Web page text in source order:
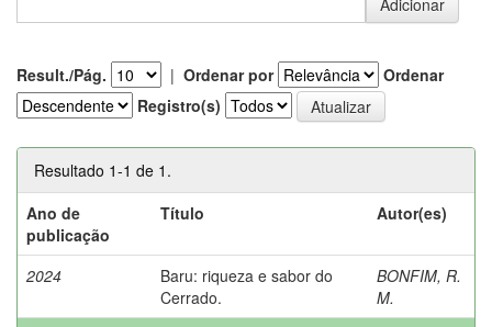
Result./Pág. | Ordenar por
Ordenar
Registro(s)
Resultado 1-1 de 1.
Ano de
publicação
Título Autor(es)
2024
Baru: riqueza e sabor do
Cerrado.
BONFIM, R.
M.